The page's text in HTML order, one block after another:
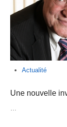
Actualité
Une nouvelle